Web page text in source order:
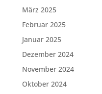
März 2025
Februar 2025
Januar 2025
Dezember 2024
November 2024
Oktober 2024